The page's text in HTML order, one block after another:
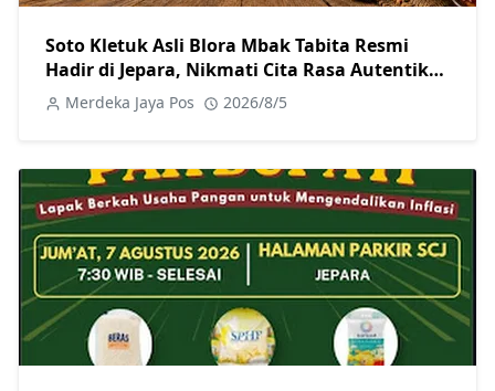
Soto Kletuk Asli Blora Mbak Tabita Resmi
Hadir di Jepara, Nikmati Cita Rasa Autentik
Mulai Rp10 Ribu
Merdeka Jaya Pos 2026/8/5